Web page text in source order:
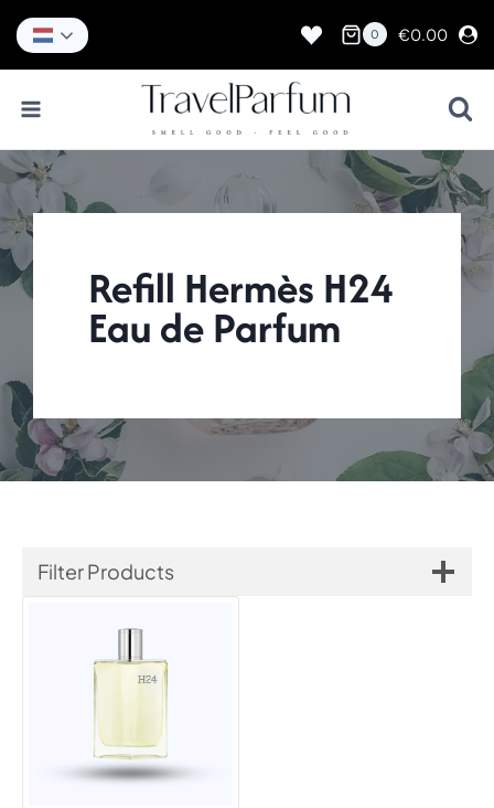
naar
inhoud
0 €0.00
Refill Hermès H24
Eau de Parfum
Filter Products